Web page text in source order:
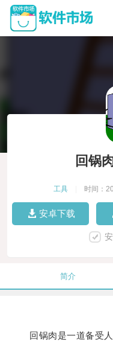
回锅
工具 时间：
安卓下载
简介
回锅肉是一道备受人